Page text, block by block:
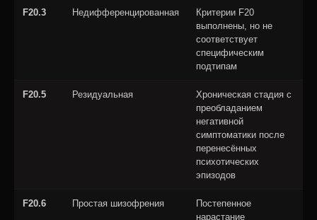
F20.3 Недифференцированная
Критерии F20
выполнены, но не
соответствует
специфическим
подтипам
F20.5 Резидуальная
Хроническая стадия с
преобладанием
негативной
симптоматики после
перенесённых
психотических
эпизодов
F20.6 Простая шизофрения
Постепенное
нарастание